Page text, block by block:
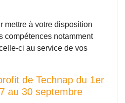
mettre à votre disposition
compétences notamment
ci au service de vos
de Technap du 1er
au 30 septembre